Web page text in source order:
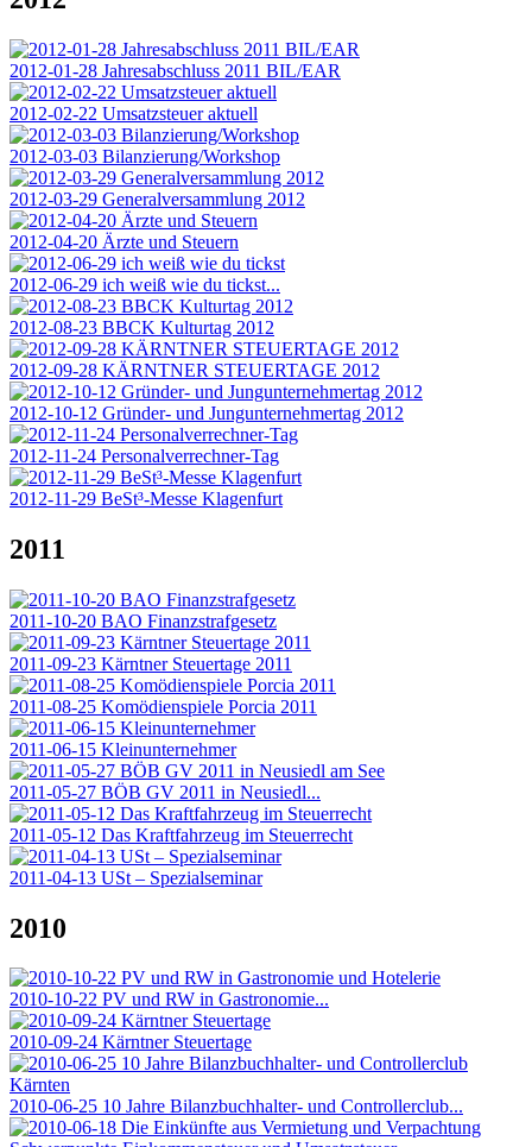
2012-01-28 Jahresabschluss 2011 BIL/EAR
2012-02-22 Umsatzsteuer aktuell
2012-03-03 Bilanzierung/Workshop
2012-03-29 Generalversammlung 2012
2012-04-20 Ärzte und Steuern
2012-06-29 ich weiß wie du tickst...
2012-08-23 BBCK Kulturtag 2012
2012-09-28 KÄRNTNER STEUERTAGE 2012
2012-10-12 Gründer- und Jungunternehmertag 2012
2012-11-24 Personalverrechner-Tag
2012-11-29 BeSt³-Messe Klagenfurt
2011
2011-10-20 BAO Finanzstrafgesetz
2011-09-23 Kärntner Steuertage 2011
2011-08-25 Komödienspiele Porcia 2011
2011-06-15 Kleinunternehmer
2011-05-27 BÖB GV 2011 in Neusiedl...
2011-05-12 Das Kraftfahrzeug im Steuerrecht
2011-04-13 USt – Spezialseminar
2010
2010-10-22 PV und RW in Gastronomie...
2010-09-24 Kärntner Steuertage
2010-06-25 10 Jahre Bilanzbuchhalter- und Controllerclub...